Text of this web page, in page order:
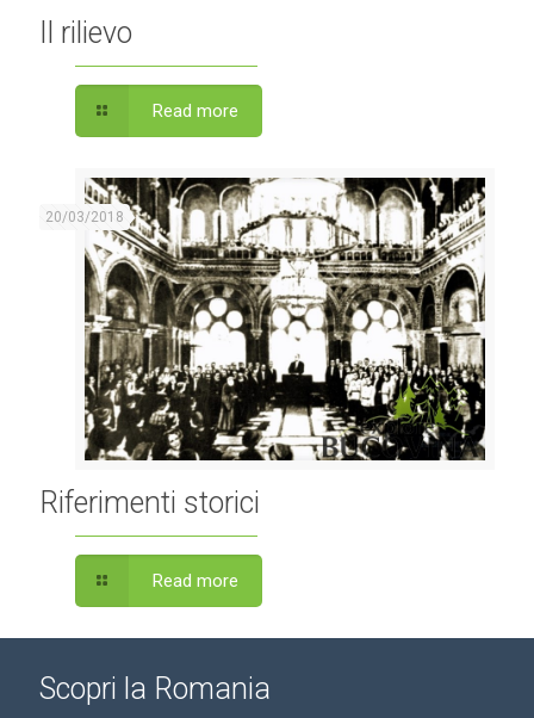
Il rilievo
Read more
20/03/2018
Riferimenti storici
Read more
Scopri la Romania